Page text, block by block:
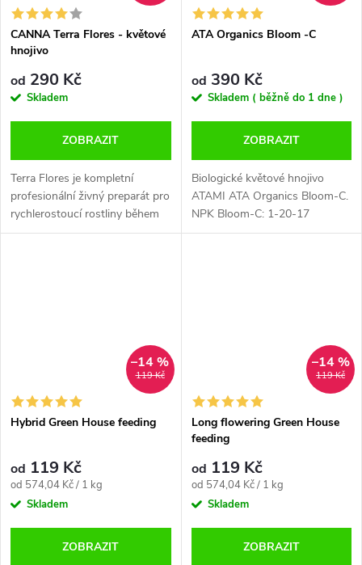
CANNA Terra Flores - květové
hnojivo
od 290 Kč
Skladem
ZOBRAZIT
Terra Flores je kompletní
profesionální živný preparát pro
rychlerostoucí rostliny během
fáze květu, speciálně vyvinutý
ATA Organics Bloom -C
od 390 Kč
Skladem ( běžně do 1 dne )
ZOBRAZIT
Biologické květové hnojivo
ATAMI ATA Organics Bloom-C.
NPK Bloom-C: 1-20-17
Používáním hnojiva ATAMI ATA
119 Kč
–14 %
Hybrid Green House feeding
od 119 Kč
Měrná
cena:
od 574,04 Kč / 1 kg
Skladem
ZOBRAZIT
119 Kč
–14 %
Long flowering Green House
feeding
od 119 Kč
Měrná
cena:
od 574,04 Kč / 1 kg
Skladem
ZOBRAZIT